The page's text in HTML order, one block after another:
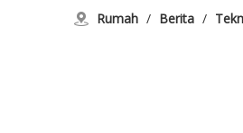
Rumah / Berita /